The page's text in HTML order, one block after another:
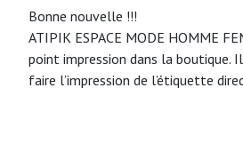
Bonne nouvelle !!!
ATIPIK ESPACE MODE HOMME
point impression dans la boutique.
faire l’impression de l’étiquette